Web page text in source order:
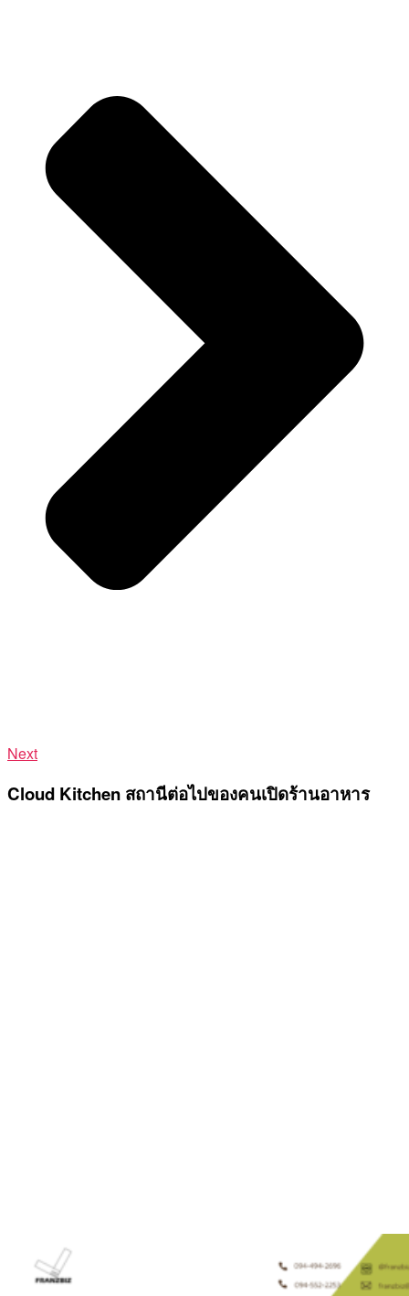
Next
Cloud Kitchen สถานีต่อไปของคนเปิดร้านอาหาร